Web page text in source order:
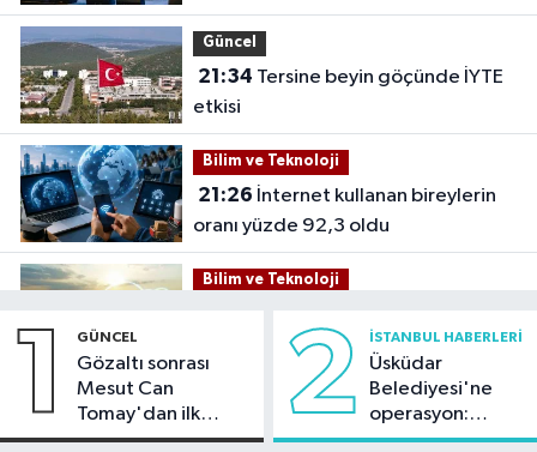
Güncel
21:34
etkisi
Bilim ve Teknoloji
21:26
oranı yüzde 92,3 oldu
Bilim ve Teknoloji
milyona ulaştı
Kültür Sanat
1 GÜNCEL
Gözaltı sonrası
Mesut Can
Tomay'dan ilk
açıklama
2 İSTANBUL HABERLERI
Üsküdar
Belediyesi'ne
operasyon:
Sinem Dedetaş'a